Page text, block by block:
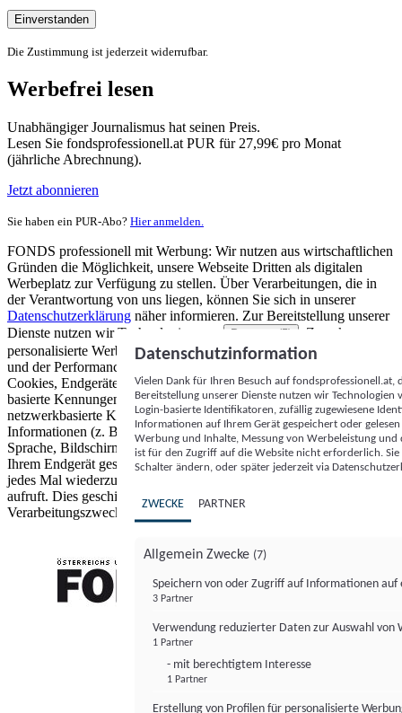
Einverstanden
Die Zustimmung ist jederzeit widerrufbar.
Werbefrei lesen
Unabhängiger Journalismus hat seinen Preis.
Lesen Sie fondsprofessionell.at PUR für 27,99€ pro Monat
(jährliche Abrechnung).
Jetzt abonnieren
Sie haben ein PUR-Abo? Hier anmelden.
FONDS professionell mit Werbung: Wir nutzen aus wirtschaftlichen
Gründen die Möglichkeit, unsere Webseite Dritten als digitalen
Werbeplatz zur Verfügung zu stellen. Über Verarbeitungen, die in
der Verantwortung von uns liegen, können Sie sich in unserer
Datenschutzerklärung näher informieren. Zur Bereitstellung unserer
Dienste nutzen wir Technologien von
Partnern (5)
. Zwecke:
personalisierte Werbung und Inhalte, Messung von Werbeleistung
und der Performance von Inhalten sowie Zielgruppenforschung.
Cookies, Endgeräte- oder ähnliche Online-Kennungen (z. B. login-
basierte Kennungen, zufällig generierte Kennungen,
netzwerkbasierte Kennungen) können zusammen mit anderen
Informationen (z. B. Browsertyp und Browserinformationen,
Sprache, Bildschirmgröße, unterstützte Technologien usw.) auf
Ihrem Endgerät gespeichert oder von dort ausgelesen werden, um es
jedes Mal wiederzuerkennen, wenn es eine App oder einer Webseite
aufruft. Dies geschieht für einen oder mehrere der hier aufgeführten
Verarbeitungszwecke.
Datenschutzinformation
Vielen Dank für Ihren Besuch auf
Bereitstellung unserer Dienste nutzen wir Technologien
Login-basierte Identifikatoren, zufällig zugewiesene
Informationen auf Ihrem Gerät gespeichert oder
Werbung und Inhalte, Messung von Werbeleistung
ist für den Zugriff auf die Website nicht erforderlich.
Schalter ändern, oder später jederzeit via
ZWECKE PARTNER
Allgemein Zwecke (7)
Speichern von oder Zugriff auf Informationen auf
3 Partner
Verwendung reduzierter Daten zur Auswahl von
1 Partner
- mit berechtigtem Interesse
1 Partner
Erstellung von Profilen für personalisierte
FONDS professionell